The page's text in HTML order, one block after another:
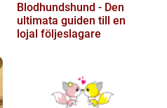
Blodhundshund - Den
ultimata guiden till en
lojal följeslagare